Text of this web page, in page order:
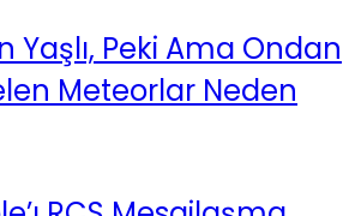
Yaşlı, Peki Ama Ondan
Meteorlar Neden